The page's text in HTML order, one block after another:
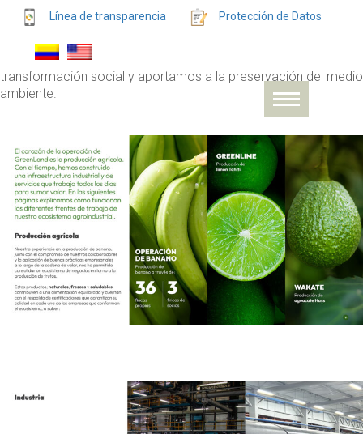
Línea de transparencia Protección de Datos
Somos un grupo Agroindustrial colombiano con las
capacidades para crear y operar negocios en el agro, la
industria, el sector servicios e inmobiliario. A través de nuestro
enfoque y convicción por la sostenibilidad creamos valor,
transformación social y aportamos a la preservación del medio
ambiente.